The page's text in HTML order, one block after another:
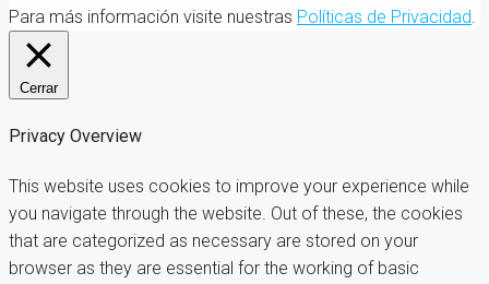
Para más información visite nuestras Políticas de Privacidad
Cerrar
Privacy Overview
This website uses cookies to improve your experience while
you navigate through the website. Out of these, the cookies
that are categorized as necessary are stored on your
browser as they are essential for the working of basic